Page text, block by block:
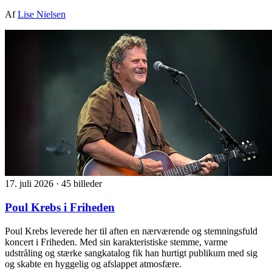
AfLise Nielsen
17. juli 2026 · 45 billeder
Poul Krebs i Friheden
Poul Krebs leverede her til aften en nærværende og stemningsfuld
koncert i Friheden. Med sin karakteristiske stemme, varme
udstråling og stærke sangkatalog fik han hurtigt publikum med sig
og skabte en hyggelig og afslappet atmosfære.